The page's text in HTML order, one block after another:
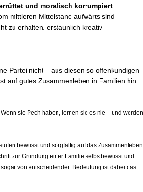
und moralisch korrumpiert
mittleren Mittelstand aufwärts sind
zu erhalten, erstaunlich kreativ
Partei nicht – aus diesen so offenkundigen
auf gutes Zusammenleben in Familien hin
sie Pech haben, lernen sie es nie – und werden
bewusst und sorgfältig auf das Zusammenleben
zur Gründung einer Familie selbstbewusst und
von entscheidender Bedeutung ist dabei das